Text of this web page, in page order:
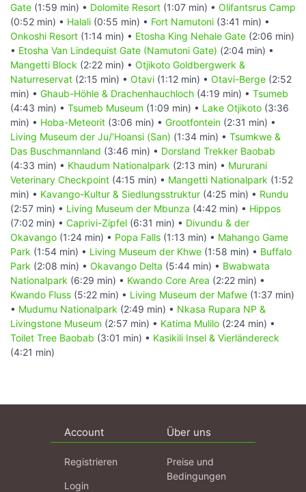
Gate (1:59 min) • Dolomite Resort (1:07 min) • Olifantsrus Camp
(0:52 min) • Halali (0:55 min) • Fort Namutoni (3:41 min) •
Onkoshi Resort (1:14 min) • Etosha King Nehale Gate (2:06 min)
• Etosha Van Lindequist Gate (Namutoni Gate) (2:04 min) •
Mangetti Block (2:22 min) • Otjikoto Goldbergwerk &
Naturreservat (2:15 min) • Otavi (1:12 min) • Otavi-Berge (2:52
min) • Ghaub-Höhle & Drachenhauchloch (4:19 min) • Tsumeb
(4:43 min) • Tsumeb Museum (1:09 min) • Lake Otjikoto (3:36
min) • Hoba-Meteorit (3:06 min) • Grootfontein (2:31 min) •
Living Museum der Ju/‘Hoansi (San) (1:34 min) • Tsumkwe &
Das Buschmannland (3:46 min) • Dorsland Trekker Baobab
(4:33 min) • Khaudum Nationalpark (2:13 min) • Mururani
Veterinary Checkpoint (4:15 min) • Mangetti Nationalpark (1:52
min) • Kavango-Kultur & Siedlungsstruktur (4:25 min) • Rundu
(2:57 min) • Living Museum der Mbunza (4:42 min) • Hippos
(7:02 min) • Caprivi-Zipfel (6:31 min) • Divundu & der
Okavango (1:24 min) • Popa Falls (1:13 min) • Mahango Game
Park (1:54 min) • Living Museum der Khwe (1:58 min) • Buffalo
Park (2:08 min) • Okavango Delta (5:44 min) • Bwabwata
Nationalpark (6:29 min) • Kwando Core Area (2:22 min) •
Kwando Fluss (5:22 min) • Living Museum der Mafwe (1:37 min)
• Mudumu Nationalpark (2:49 min) • Nkasa Rupara NP &
Livingstone Museum (2:57 min) • Katima Mulilo (2:24 min) •
Toilet Tree Baobab (3:01 min) • Kasikili Insel & Vierländereck
(4:21 min)
Account
Registrieren
Login
Über uns
Preise und
Bedingungen